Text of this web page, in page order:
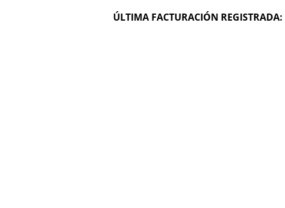
ÚLTIMA FACTURACIÓN REGISTRADA: